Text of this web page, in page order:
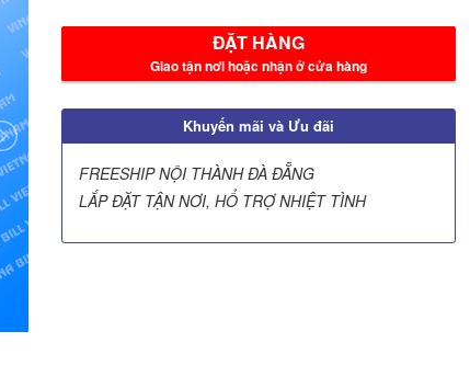
ĐẶT HÀNG
Giao tận nơi hoặc nhận ở cửa hàng
Khuyến mãi và Ưu đãi
FREESHIP NỘI THÀNH ĐÀ ĐẴNG
LẮP ĐẶT TẬN NƠI, HỔ TRỢ NHIỆT TÌNH